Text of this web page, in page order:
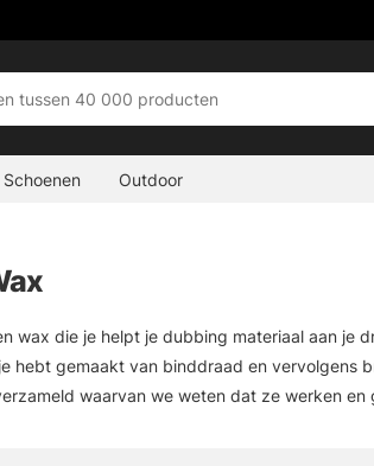
Outdoor
wax die je helpt je dubbing materiaal aan je
hebt gemaakt van binddraad en vervolgens
waarvan we weten dat ze werken